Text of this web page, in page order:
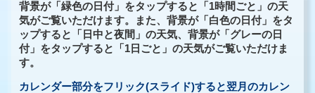
背景が「緑色の日付」をタップすると「1時間ごと」の天
気がご覧いただけます。また、背景が「白色の日付」をタ
ップすると「日中と夜間」の天気、背景が「グレーの日
付」をタップすると「1日ごと」の天気がご覧いただけま
す。
カレンダー部分をフリック(スライド)すると翌月のカレン